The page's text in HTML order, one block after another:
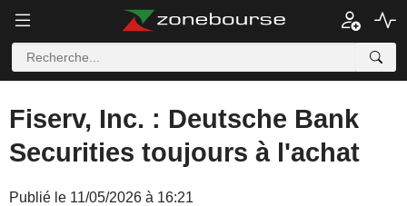
Fiserv, Inc. : Deutsche Bank
Securities toujours à l'achat
Publié le 11/05/2026 à 16:21